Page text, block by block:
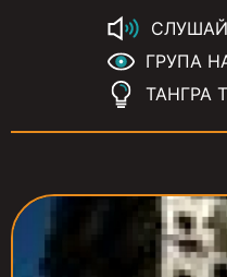
ГРУПА
ТАНГРА